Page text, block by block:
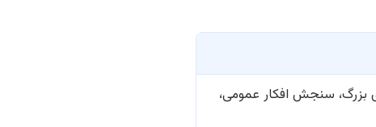
بزرگ، سنجش افکار عمومی،